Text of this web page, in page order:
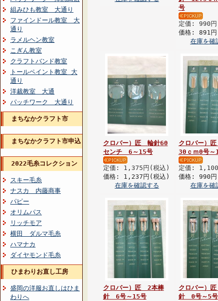
組みひも教室 大通り
ファインドール教室 大
通り
ラメルヘン教室
こぎん教室
クラフトバンド教室
トールペイント教室 大
通り
洋裁教室 大通
パッチワーク 大通り
まちなかクラフト市
まちなかクラフト市申込
2022毛糸コレクション
スキー毛糸
ナスカ 内藤商事
パピー
オリムパス
リッチモア
横田 ダルマ毛糸
ハマナカ
ダイヤモンド毛糸
ひまわりお直し工房
盛岡の洋服お直しはひま
わりへ
号
定価: 990
価格: 891
在庫を確
クロバー）匠 輪針60
センチ 6～15号
定価: 1,375円(税込)
価格: 1,237円(税込)
在庫を確認する
クロバー）
30ｃｍ0号～
定価:
価格: 990
在庫を確
クロバー）匠 2本棒
針 6号～15号
クロバー）
針 0号～5号